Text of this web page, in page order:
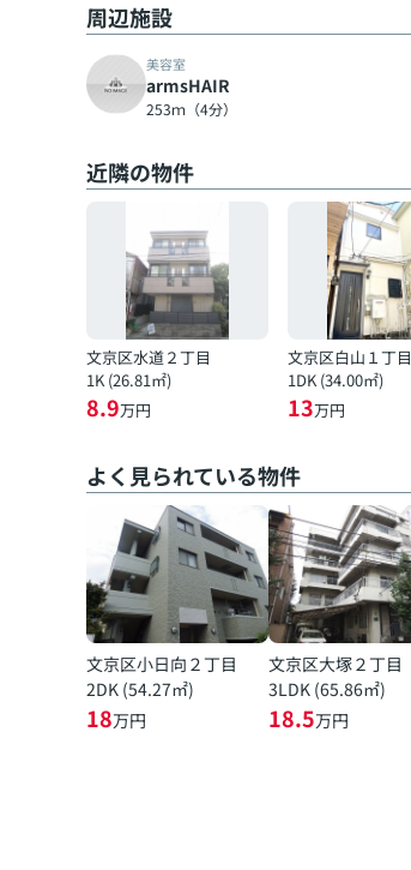
周辺施設
美容室
armsHAIR
253ｍ（4分）
近隣の物件
文京区水道２丁目
1K (26.81㎡)
8.9万円
文京区白山１丁目
1DK (34.00㎡)
13万円
よく見られている物件
文京区小日向２丁目
2DK (54.27㎡)
18万円
文京区大塚２丁目
3LDK (65.86㎡)
18.5万円